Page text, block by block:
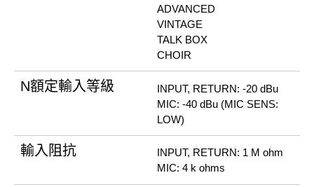
ADVANCED
VINTAGE
TALK BOX
CHOIR
N額定輸入等級
INPUT, RETURN: -20 dBu
MIC: -40 dBu (MIC SENS:
LOW)
輸入阻抗
INPUT, RETURN: 1 M ohm
MIC: 4 k ohms